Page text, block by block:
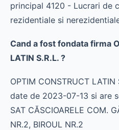
principal 4120 - Lucrari de
rezidentiale si
Cand a fost fondata firma
LATIN S.R.L. ?
OPTIM CONSTRUCT
date de 2023-07-13 si are
SAT CĂSCIOARELE COM.
NR.2, BIROUL NR.2